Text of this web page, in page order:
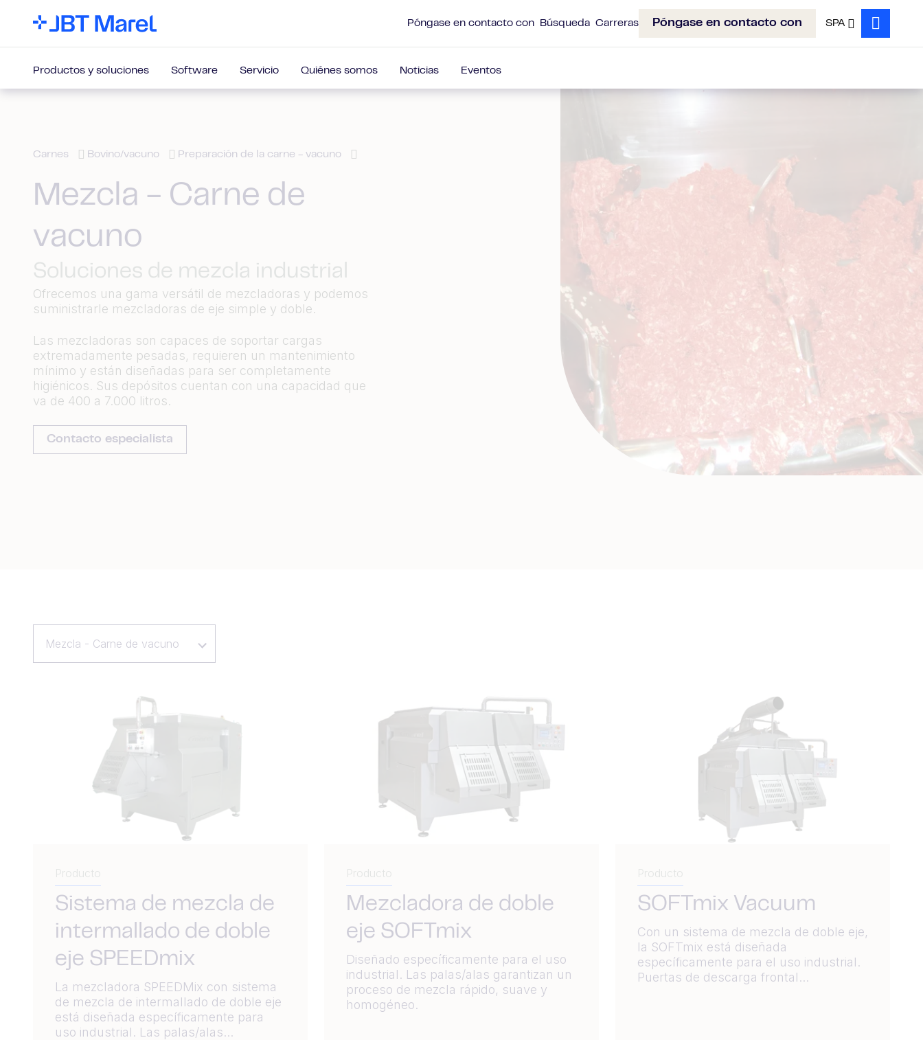
Póngase en contacto con Búsqueda Carreras Póngase en contacto con SPA
Search
Productos y soluciones Software Servicio Quiénes somos Noticias Eventos
Carnes Bovino/vacuno Preparación de la carne - vacuno
Mezcla - Carne de
vacuno
Soluciones de mezcla industrial
Ofrecemos una gama versátil de mezcladoras y podemos
suministrarle mezcladoras de eje simple y doble.
Las mezcladoras son capaces de soportar cargas
extremadamente pesadas, requieren un mantenimiento
mínimo y están diseñadas para ser completamente
higiénicos. Sus depósitos cuentan con una capacidad que
va de 400 a 7.000 litros.
Contacto especialista
Mezcla - Carne de vacuno
Producto
Sistema de mezcla de
intermallado de doble
eje SPEEDmix
La mezcladora SPEEDMix con sistema
de mezcla de intermallado de doble eje
está diseñada específicamente para
uso industrial. Las palas/alas...
Producto
Mezcladora de doble
eje SOFTmix
Diseñado específicamente para el uso
industrial. Las palas/alas garantizan un
proceso de mezcla rápido, suave y
homogéneo.
Producto
SOFTmix Vacuum
Con un sistema de mezcla de doble eje,
la SOFTmix está diseñada
específicamente para el uso industrial.
Puertas de descarga frontal...